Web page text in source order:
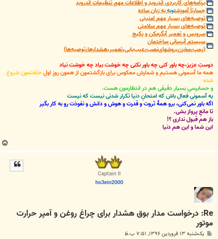
برنامه‌های کاربردی اندروید و اطلاعات مهمِ تنظیمات اندروید
جسارتاً آموزشتوبهبه زبان ساده
توصیه‌های بسیار مهم امنیتی
توصیه‌های بسیار مهم سلامتی
سرویس و تعمیر آبگرمکن و پکیج
سیستم آبرسانی ساختمان
(پمپ،مخزن،روشهای‌نصب،عیب‌یابی،تعمیر،هشدارها،توصیه‌ها)
دوستِ عزیز،چه باور کنی چه باور نکنی چه خوشت بیاد چه خوشت نیاد
همه ما آسمونی هستیم و شمارش معکوس برای بازگشتمون از همون روزِ اولِخلقتمون شروع
شده
و حسابرسیِ بسیار دقیقی هم در انتظارمون هست.
یه آسمونیِ فعال باش که امتحانِ دنیا تکرار شدنی نیست که نیست
اگه باور نمی‌کنی، برو همۀ ثروت و قدرت و هوش و دانش و نفوذت رو به کار بگیر
تا مانعِ پرواز بشی.
باز هم قبول نداری ؟!
این شما و این هم دنیا
Captain II
ho3ein2000
Re: درخواست مدار بوق هشدار برای چراغ روغن و آمپر حرارت
موتور
یک‌شنبه ۱۳ فروردین ۱۳۹۶, ۷:۵۱ ب.ظ